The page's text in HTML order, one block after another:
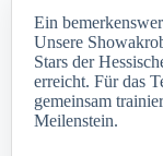
Ein
Unsere
Stars der
erreicht. Für das
gemeinsam
Meilenstein.